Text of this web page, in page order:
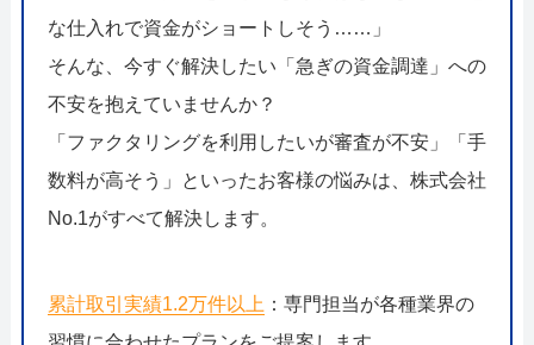
な仕入れで資金がショートしそう……」
そんな、今すぐ解決したい「急ぎの資金調達」への
不安を抱えていませんか？
「ファクタリングを利用したいが審査が不安」「手
数料が高そう」といったお客様の悩みは、株式会社
No.1がすべて解決します。
累計取引実績1.2万件以上 ：専門担当が各種業界の